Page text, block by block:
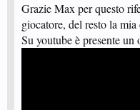
Grazie Max per questo
giocatore, del resto la
Su youtube è presente